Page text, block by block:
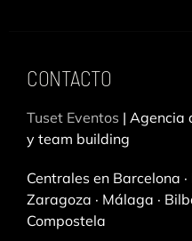
CONTACTO
Tuset Eventos | Agencia
y team building
Centrales en Barcelona ·
Zaragoza · Málaga ·
Compostela